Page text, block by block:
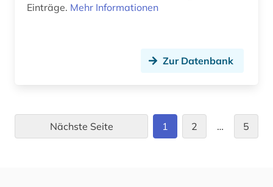
Einträge. Mehr Informationen
Zur Datenbank
Nächste Seite 1 2 … 5